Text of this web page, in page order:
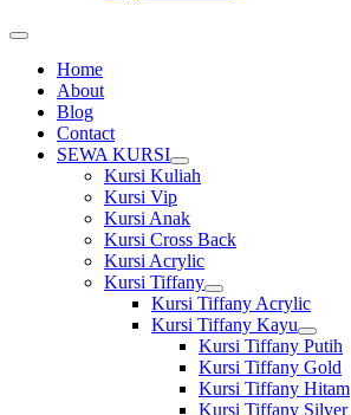
Home
About
Blog
Contact
SEWA KURSI
Show
sub
Kursi Kuliah
Kursi Vip
Kursi Anak
Kursi Cross Back
Kursi Acrylic
Kursi Tiffany
Show
sub
menu
Kursi Tiffany Acrylic
Kursi Tiffany Kayu
Show
sub
menu
Kursi Tiffany Putih
Kursi Tiffany Gold
Kursi Tiffany Hitam
Kursi Tiffany Silver